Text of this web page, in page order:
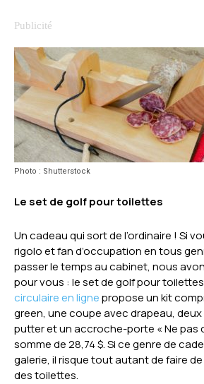
Photo : Shutterstock
Le set de golf pour toilettes
Un cadeau qui sort de l’ordinaire ! Si
rigolo et fan d’occupation en tous
passer le temps au cabinet, nous
pour vous : le set de golf pour
circulaire en lignepropose un kit
green, une coupe avec drapeau, deux
putter et un accroche-porte « Ne pas
somme de 28,74 $. Si ce genre de
galerie, il risque tout autant de faire
des toilettes.